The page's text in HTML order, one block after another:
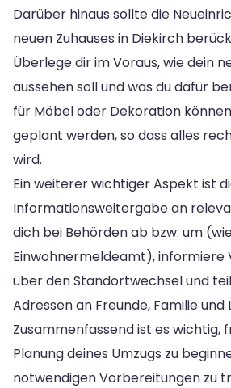
Darüber hinaus sollte die
neuen Zuhauses in Diekirch
Überlege dir im Voraus, wie dein
aussehen soll und was du dafür
für Möbel oder Dekoration
geplant werden, so dass alles
wird.
Ein weiterer wichtiger Aspekt ist
Informationsweitergabe an
dich bei Behörden ab bzw. um
Einwohnermeldeamt), informiere
über den Standortwechsel und
Adressen an Freunde, Familie
Zusammenfassend ist es wichtig,
Planung deines Umzugs zu
notwendigen Vorbereitungen zu